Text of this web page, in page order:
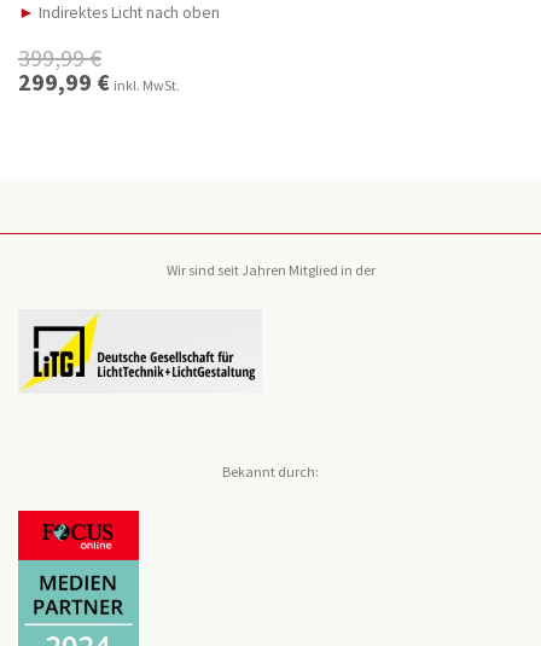
► Indirektes Licht nach oben
399,99€
Ursprünglicher
Preis
299,99 €Aktueller
Preis
inkl. MwSt.
Wir sind seit Jahren Mitglied in der
Bekannt durch: